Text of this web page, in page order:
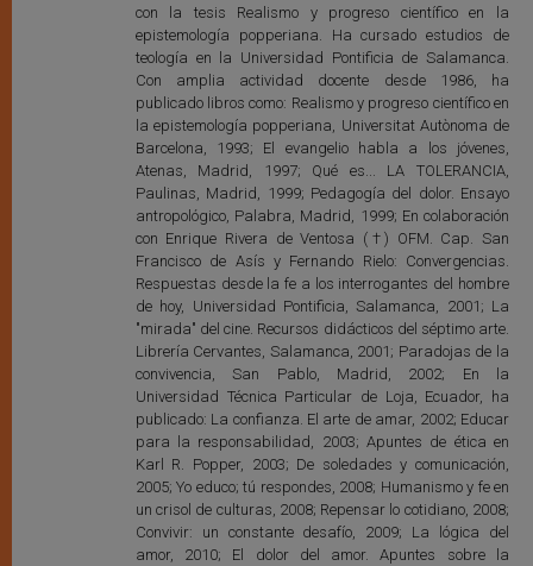
con la tesis Realismo y progreso científico en la
epistemología popperiana. Ha cursado estudios de
teología en la Universidad Pontificia de Salamanca.
Con amplia actividad docente desde 1986, ha
publicado libros como: Realismo y progreso científico en
la epistemología popperiana, Universitat Autònoma de
Barcelona, 1993; El evangelio habla a los jóvenes,
Atenas, Madrid, 1997; Qué es... LA TOLERANCIA,
Paulinas, Madrid, 1999; Pedagogía del dolor. Ensayo
antropológico, Palabra, Madrid, 1999; En colaboración
con Enrique Rivera de Ventosa (†) OFM. Cap. San
Francisco de Asís y Fernando Rielo: Convergencias.
Respuestas desde la fe a los interrogantes del hombre
de hoy, Universidad Pontificia, Salamanca, 2001; La
"mirada" del cine. Recursos didácticos del séptimo arte.
Librería Cervantes, Salamanca, 2001; Paradojas de la
convivencia, San Pablo, Madrid, 2002; En la
Universidad Técnica Particular de Loja, Ecuador, ha
publicado: La confianza. El arte de amar, 2002; Educar
para la responsabilidad, 2003; Apuntes de ética en
Karl R. Popper, 2003; De soledades y comunicación,
2005; Yo educo; tú respondes, 2008; Humanismo y fe en
un crisol de culturas, 2008; Repensar lo cotidiano, 2008;
Convivir: un constante desafío, 2009; La lógica del
amor, 2010; El dolor del amor. Apuntes sobre la